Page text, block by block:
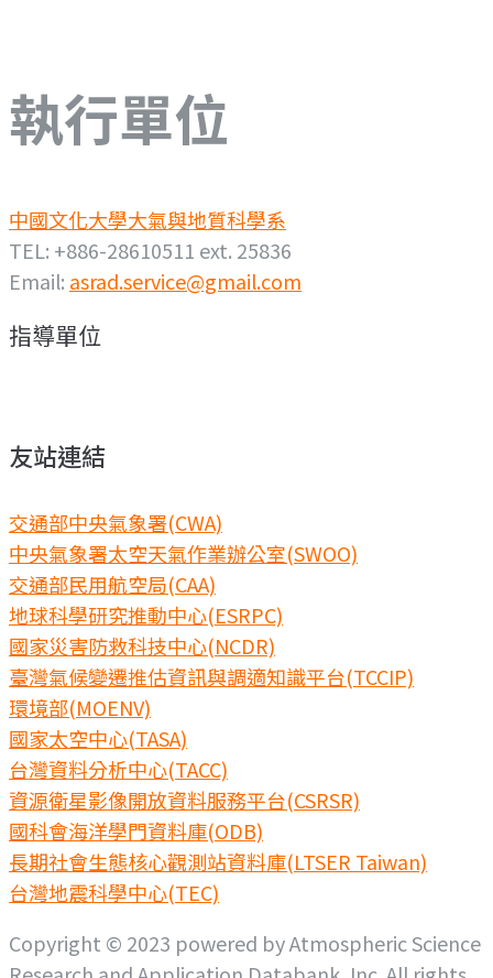
執行單位
中國文化大學大氣與地質科學系
TEL: +886-28610511 ext. 25836
Email: asrad.service@gmail.com
指導單位
友站連結
交通部中央氣象署(CWA)
中央氣象署太空天氣作業辦公室(SWOO)
交通部民用航空局(CAA)
地球科學研究推動中心(ESRPC)
國家災害防救科技中心(NCDR)
臺灣氣候變遷推估資訊與調適知識平台(TCCIP)
環境部(MOENV)
國家太空中心(TASA)
台灣資料分析中心(TACC)
資源衛星影像開放資料服務平台(CSRSR)
國科會海洋學門資料庫(ODB)
長期社會生態核心觀測站資料庫(LTSER Taiwan)
台灣地震科學中心(TEC)
Copyright © 2023 powered by Atmospheric Science